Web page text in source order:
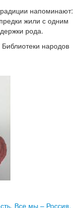
напоминают:
жили с одним
рода.
народов
, Все мы – Россия.